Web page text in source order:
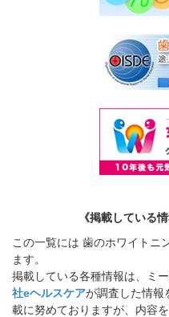
《掲載している
この一覧には 歯のホワイトニ
ます。
掲載している各種情報は、ミ
社eヘルスケアが調査した情報
載に努めておりますが、内容